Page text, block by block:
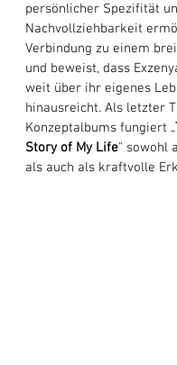
persönlicher Spezifität
Nachvollziehbarkeit
Verbindung zu einem
und beweist, dass
weit über ihr eigenes
hinausreicht. Als letzter
Konzeptalbums fungiert „
Story of My Life" sowohl
als auch als kraftvolle